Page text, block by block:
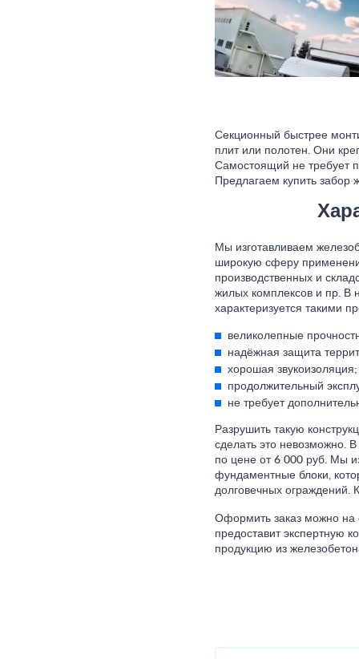
Секционный быстрее
плит или полотен. Они
Самостоящий не требует
Предлагаем купить
Мы изготавливаем
широкую сферу
производственных и
жилых комплексов и пр. В
характеризуется такими
великолепные
надёжная защита
хорошая звукоизоляция;
продолжительный
не требует
Разрушить такую
сделать это невозможно.
по цене от 6 000 руб. Мы
фундаментные блоки,
долговечных ограждений.
Оформить заказ можно на
предоставит экспертную
продукцию из